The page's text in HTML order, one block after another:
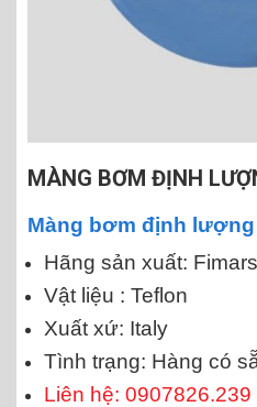
MÀNG BƠM ĐỊNH
Màng bơm định lượng
Hãng sản xuất: Fimars
Vật liệu : Teflon
Xuất xứ: Italy
Tình trạng: Hàng có
Liên hệ: